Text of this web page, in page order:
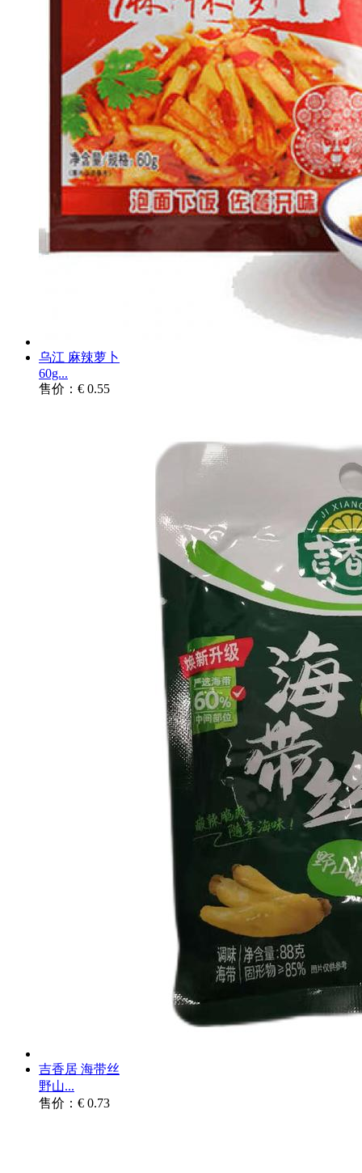
乌江 麻辣萝卜
60g...
售价：€ 0.55
吉香居 海带丝
野山...
售价：€ 0.73